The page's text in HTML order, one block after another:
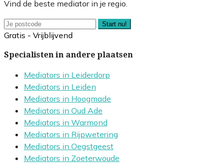
Vind de beste mediator in je regio.
Start nu!
Gratis - Vrijblijvend
Specialisten in andere plaatsen
Mediators in Leiderdorp
Mediators in Leiden
Mediators in Hoogmade
Mediators in Oud Ade
Mediators in Warmond
Mediators in Rijpwetering
Mediators in Oegstgeest
Mediators in Zoeterwoude